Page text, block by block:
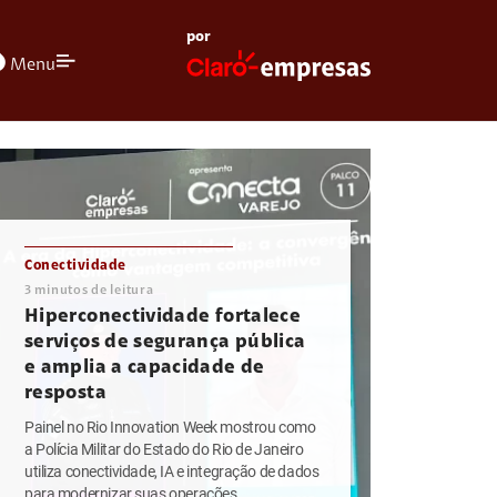
Menu
por
Conectividade
3 minutos de leitura
Hiperconectividade fortalece
serviços de segurança pública
e amplia a capacidade de
resposta
Painel no Rio Innovation Week mostrou como
a Polícia Militar do Estado do Rio de Janeiro
utiliza conectividade, IA e integração de dados